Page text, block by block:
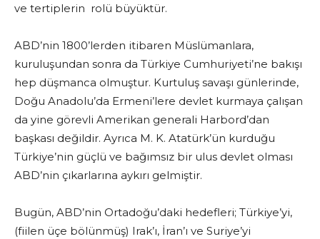
ve tertiplerin rolü büyüktür.
ABD’nin 1800’lerden itibaren Müslümanlara,
kuruluşundan sonra da Türkiye Cumhuriyeti’ne bakışı
hep düşmanca olmuştur. Kurtuluş savaşı günlerinde,
Doğu Anadolu’da Ermeni’lere devlet kurmaya çalışan
da yine görevli Amerikan generali Harbord’dan
başkası değildir. Ayrıca M. K. Atatürk’ün kurduğu
Türkiye’nin güçlü ve bağımsız bir ulus devlet olması
ABD’nin çıkarlarına aykırı gelmiştir.
Bugün, ABD’nin Ortadoğu’daki hedefleri; Türkiye’yi,
(fiilen üçe bölünmüş) Irak’ı, İran’ı ve Suriye’yi